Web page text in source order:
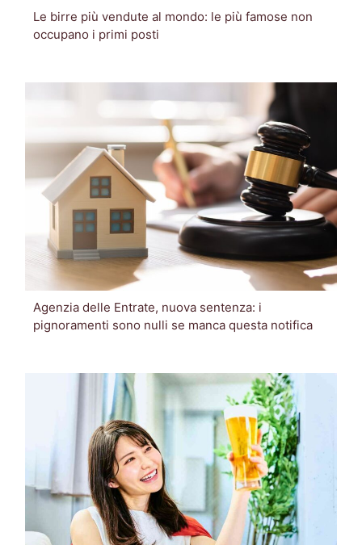
Le birre più vendute al mondo: le più famose non
occupano i primi posti
Agenzia delle Entrate, nuova sentenza: i
pignoramenti sono nulli se manca questa notifica